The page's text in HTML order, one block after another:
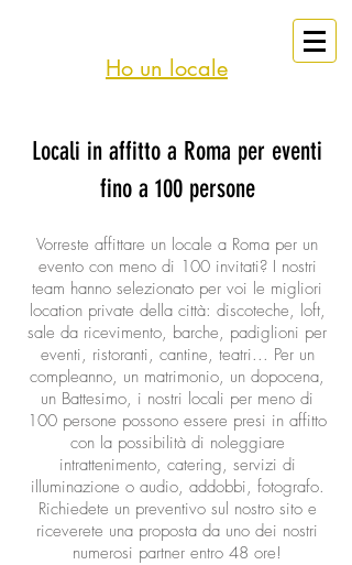
Ho un locale
Locali in affitto a Roma per eventi
fino a 100 persone
Vorreste affittare un locale a Roma per un
evento con meno di 100 invitati? I nostri
team hanno selezionato per voi le migliori
location private della città: discoteche, loft,
sale da ricevimento, barche, padiglioni per
eventi, ristoranti, cantine, teatri... Per un
compleanno, un matrimonio, un dopocena,
un Battesimo, i nostri locali per meno di
100 persone possono essere presi in affitto
con la possibilità di noleggiare
intrattenimento, catering, servizi di
illuminazione o audio, addobbi, fotografo.
Richiedete un preventivo sul nostro sito e
riceverete una proposta da uno dei nostri
numerosi partner entro 48 ore!